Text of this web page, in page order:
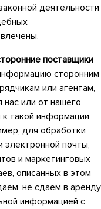
деятельности
поставщики
сторонним
или агентам,
или от нашего
такой информации
для обработки
электронной почты,
и маркетинговых
описанных в этом
не сдаем в аренду
информацией с